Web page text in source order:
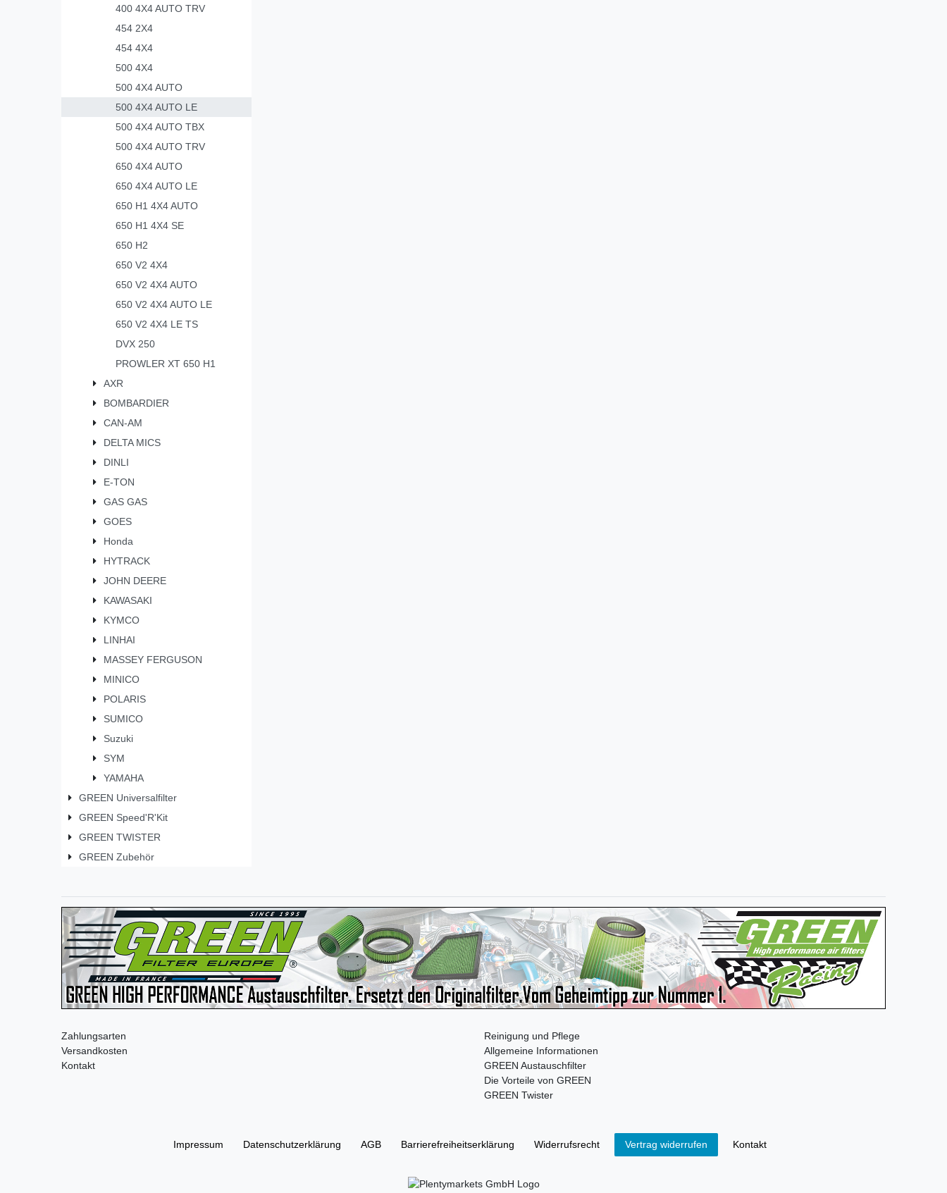
400 4X4 AUTO TRV
454 2X4
454 4X4
500 4X4
500 4X4 AUTO
500 4X4 AUTO LE
500 4X4 AUTO TBX
500 4X4 AUTO TRV
650 4X4 AUTO
650 4X4 AUTO LE
650 H1 4X4 AUTO
650 H1 4X4 SE
650 H2
650 V2 4X4
650 V2 4X4 AUTO
650 V2 4X4 AUTO LE
650 V2 4X4 LE TS
DVX 250
PROWLER XT 650 H1
AXR
BOMBARDIER
CAN-AM
DELTA MICS
DINLI
E-TON
GAS GAS
GOES
Honda
HYTRACK
JOHN DEERE
KAWASAKI
KYMCO
LINHAI
MASSEY FERGUSON
MINICO
POLARIS
SUMICO
Suzuki
SYM
YAMAHA
GREEN Universalfilter
GREEN Speed'R'Kit
GREEN TWISTER
GREEN Zubehör
Zahlungsarten
Versandkosten
Kontakt
Reinigung und Pflege
Allgemeine Informationen
GREEN Austauschfilter
Die Vorteile von GREEN
GREEN Twister
Impressum Daten­schutz­erklärung AGB Barrierefreiheitserklärung Widerrufs­recht Vertrag widerrufen Kontakt